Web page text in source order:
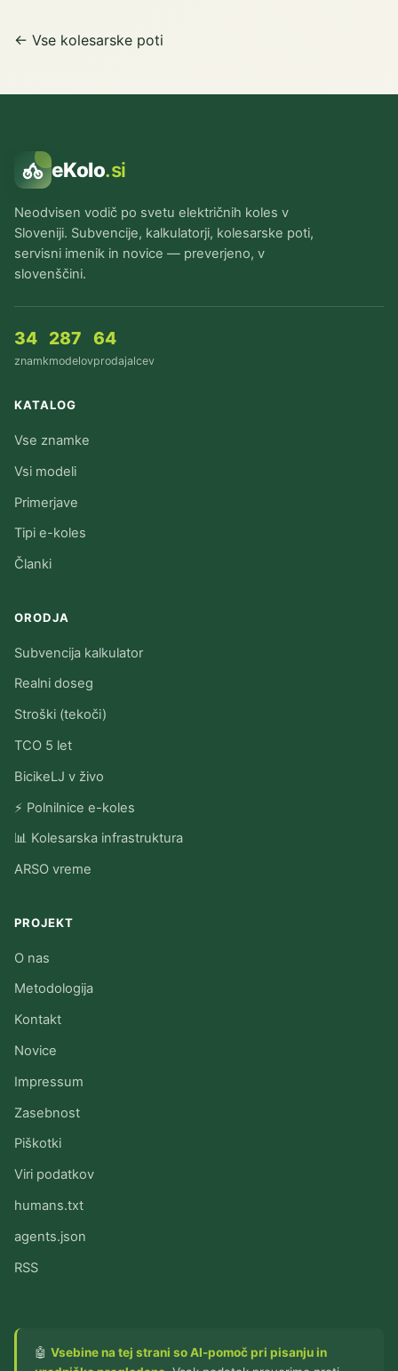
← Vse kolesarske poti
eKolo.si
Neodvisen vodič po svetu električnih koles v
Sloveniji. Subvencije, kalkulatorji, kolesarske poti,
servisni imenik in novice — preverjeno, v
slovenščini.
34
znamk
287
modelov
64
prodajalcev
KATALOG
Vse znamke
Vsi modeli
Primerjave
Tipi e-koles
Članki
ORODJA
Subvencija kalkulator
Realni doseg
Stroški (tekoči)
TCO 5 let
BicikeLJ v živo
⚡ Polnilnice e-koles
📊 Kolesarska infrastruktura
ARSO vreme
PROJEKT
O nas
Metodologija
Kontakt
Novice
Impressum
Zasebnost
Piškotki
Viri podatkov
humans.txt
agents.json
RSS
🤖 Vsebine na tej strani so AI-pomoč pri pisanju in